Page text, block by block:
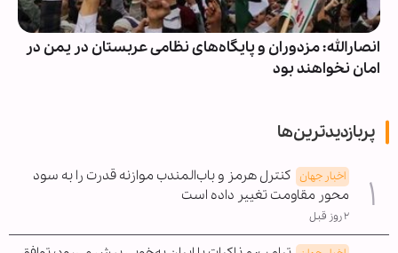
انصارالله: مزدوران و پایگاه‌های نظامی عربستان در یمن در
امان نخواهند بود
پربازدیدترین‌ها
اخبار جهان کنترل هرمز و باب‌المندب موازنه قدرت را به سود
محور مقاومت تغییر داده است
۲ روز قبل